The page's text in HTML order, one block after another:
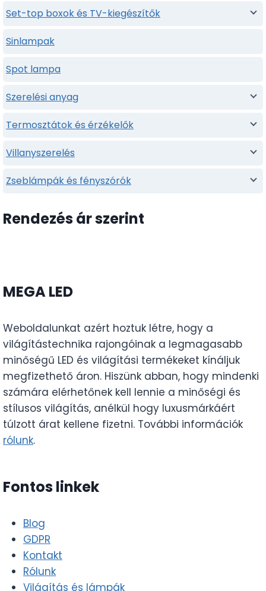
Set-top boxok és TV-kiegészítők
Sinlampak
Spot lampa
Szerelési anyag
Termosztátok és érzékelők
Villanyszerelés
Zseblámpák és fényszórók
Rendezés ár szerint
MEGA LED
Weboldalunkat azért hoztuk létre, hogy a
világítástechnika rajongóinak a legmagasabb
minőségű LED és világítási termékeket kínáljuk
megfizethető áron. Hiszünk abban, hogy mindenki
számára elérhetőnek kell lennie a minőségi és
stílusos világítás, anélkül hogy luxusmárkáért
túlzott árat kellene fizetni. További információk
rólunk.
Fontos linkek
Blog
GDPR
Kontakt
Rólunk
Világítás és lámpák